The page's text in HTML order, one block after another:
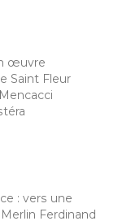
œuvre
Saint Fleur
: vers une
Ferdinand